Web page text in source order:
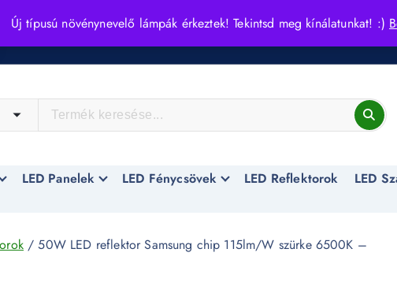
Új típusú növénynevelő lámpák érkeztek! Tekintsd meg kínálatunkat! :)
LED Panelek LED Fénycsövek LED Reflektorok LED
/ 50W LED reflektor Samsung chip 115lm/W szürke 6500K –